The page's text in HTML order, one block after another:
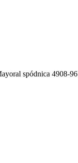
spódnica 4908-96